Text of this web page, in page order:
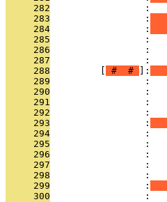
     282
:
     283
                 :
     284
                 :
     285
:
     286
:
     287
:
     288
# # ]:
     289
:
     290
:
     291
:
     292
:
     293
                 :
     294
:
     295
:
     296
:
     297
:
     298
:
     299
                 :
     300
: